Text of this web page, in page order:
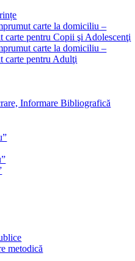
carte la domiciliu –
carte pentru Copii şi Adolescenţi
carte la domiciliu –
carte pentru Adulţi
Informare Bibliografică
metodică